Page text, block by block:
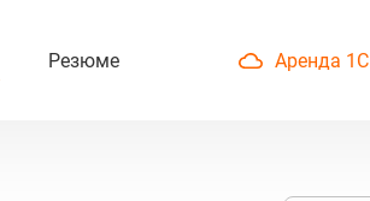
Резюме Аренда 1С